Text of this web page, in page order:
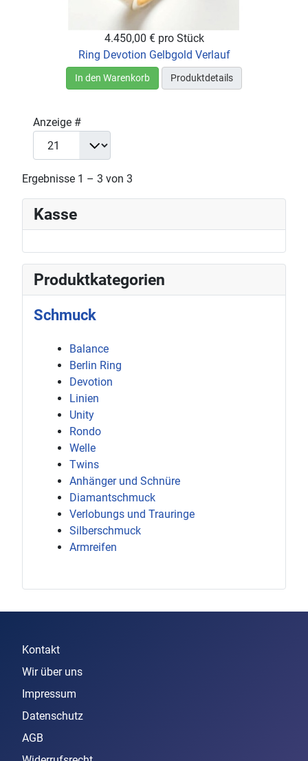
4.450,00 € pro Stück
Ring Devotion Gelbgold Verlauf
In den Warenkorb Produktdetails
Anzeige #
Ergebnisse 1 – 3 von 3
Kasse
Produktkategorien
Schmuck
Balance
Berlin Ring
Devotion
Linien
Unity
Rondo
Welle
Twins
Anhänger und Schnüre
Diamantschmuck
Verlobungs und Trauringe
Silberschmuck
Armreifen
Kontakt
Wir über uns
Impressum
Datenschutz
AGB